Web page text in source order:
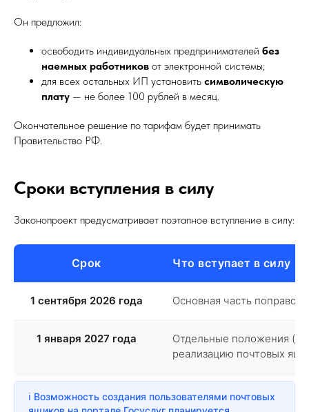
Он предложил:
освободить индивидуальных предпринимателей без
наемных работников от электронной системы;
для всех остальных ИП установить символическую
плату — не более 100 рублей в месяц.
Окончательное решение по тарифам будет принимать
Правительство РФ.
Сроки вступления в силу
Законопроект предусматривает поэтапное вступление в силу:
Срок Что вступает в силу
1 сентября 2026 года Основная часть поправок
1 января 2027 года
Отдельные положения
реализацию почтовых
ℹ️ Возможность создания пользователями почтовых